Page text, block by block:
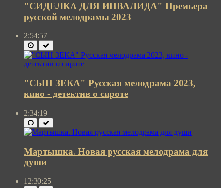
"СИДЕЛКА ДЛЯ ИНВАЛИДА" Премьера
русской мелодрамы 2023
2:54:57
"СЫН ЗЕКА" Русская мелодрама 2023,
кино - детектив о сироте
2:34:19
Мартышка. Новая русская мелодрама для
души
12:30:25